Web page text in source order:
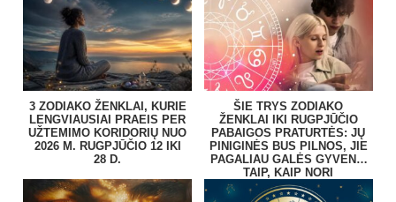
3 ZODIAKO ŽENKLAI, KURIE
LENGVIAUSIAI PRAEIS PER
UŽTEMIMO KORIDORIŲ NUO
2026 M. RUGPJŪČIO 12 IKI
28 D.
ŠIE TRYS ZODIAKO
ŽENKLAI IKI RUGPJŪČIO
PABAIGOS PRATURTĖS: JŲ
PINIGINĖS BUS PILNOS, JIE
PAGALIAU GALĖS GYVENTI
TAIP, KAIP NORI